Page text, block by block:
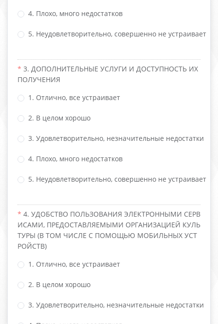
4. Плохо, много недостатков
5. Неудовлетворительно, совершенно не устраивает
3. ДОПОЛНИТЕЛЬНЫЕ УСЛУГИ И ДОСТУПНОСТЬ ИХ
ПОЛУЧЕНИЯ
1. Отлично, все устраивает
2. В целом хорошо
3. Удовлетворительно, незначительные недостатки
4. Плохо, много недостатков
5. Неудовлетворительно, совершенно не устраивает
4. УДОБСТВО ПОЛЬЗОВАНИЯ ЭЛЕКТРОННЫМИ СЕРВ
ИСАМИ, ПРЕДОСТАВЛЯЕМЫМИ ОРГАНИЗАЦИЕЙ КУЛЬ
ТУРЫ (В ТОМ ЧИСЛЕ С ПОМОЩЬЮ МОБИЛЬНЫХ УСТ
РОЙСТВ)
1. Отлично, все устраивает
2. В целом хорошо
3. Удовлетворительно, незначительные недостатки